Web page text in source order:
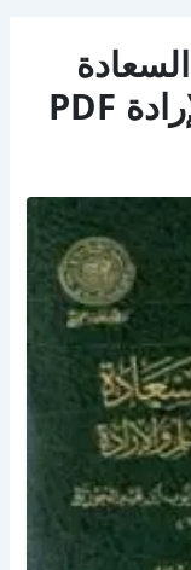
ومنشور ولاية العلم والإرادة PDF